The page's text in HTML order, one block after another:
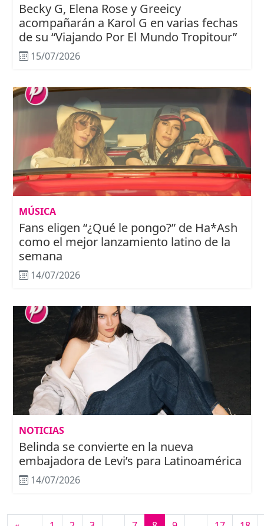
Becky G, Elena Rose y Greeicy
acompañarán a Karol G en varias fechas
de su “Viajando Por El Mundo Tropitour”
15/07/2026
MÚSICA
Fans eligen “¿Qué le pongo?” de Ha*Ash
como el mejor lanzamiento latino de la
semana
14/07/2026
NOTICIAS
Belinda se convierte en la nueva
embajadora de Levi’s para Latinoamérica
14/07/2026